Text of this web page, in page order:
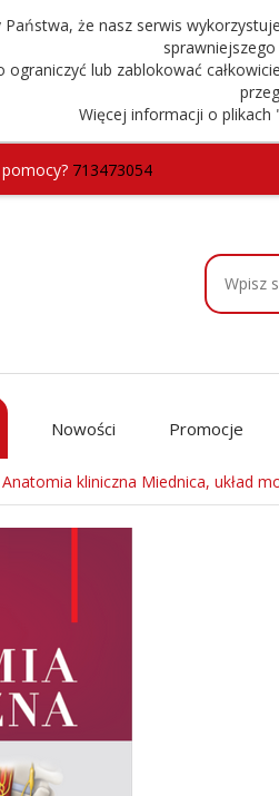
że nasz serwis
ograniczyć lub zablokować
Więcej informacji o plikach
713473054
Nowości Promocje
Anatomia kliniczna Miednica, układ